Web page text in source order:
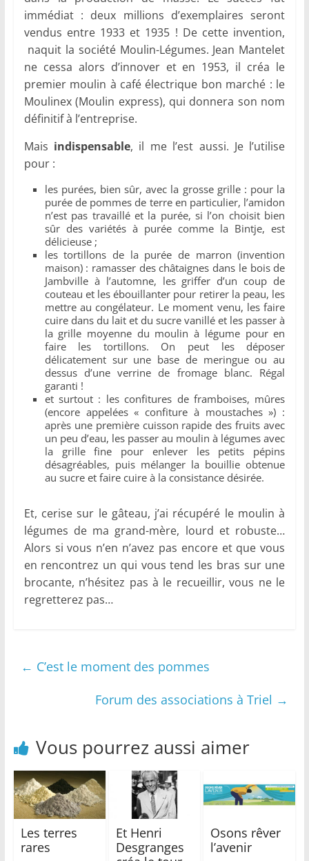
immédiat : deux millions d’exemplaires seront
vendus entre 1933 et 1935 ! De cette invention,
naquit la société Moulin-Légumes. Jean Mantelet
ne cessa alors d’innover et en 1953, il créa le
premier moulin à café électrique bon marché : le
Moulinex (Moulin express), qui donnera son nom
définitif à l’entreprise.
Mais indispensable, il me l’est aussi. Je l’utilise
pour :
les purées, bien sûr, avec la grosse grille : pour la
purée de pommes de terre en particulier, l’amidon
n’est pas travaillé et la purée, si l’on choisit bien
sûr des variétés à purée comme la Bintje, est
délicieuse ;
les tortillons de la purée de marron (invention
maison) : ramasser des châtaignes dans le bois de
Jambville à l’automne, les griffer d’un coup de
couteau et les ébouillanter pour retirer la peau, les
mettre au congélateur. Le moment venu, les faire
cuire dans du lait et du sucre vanillé et les passer à
la grille moyenne du moulin à légume pour en
faire les tortillons. On peut les déposer
délicatement sur une base de meringue ou au
dessus d’une verrine de fromage blanc. Régal
garanti !
et surtout : les confitures de framboises, mûres
(encore appelées « confiture à moustaches ») :
après une première cuisson rapide des fruits avec
un peu d’eau, les passer au moulin à légumes avec
la grille fine pour enlever les petits pépins
désagréables, puis mélanger la bouillie obtenue
au sucre et faire cuire à la consistance désirée.
Et, cerise sur le gâteau, j’ai récupéré le moulin à
légumes de ma grand-mère, lourd et robuste…
Alors si vous n’en n’avez pas encore et que vous
en rencontrez un qui vous tend les bras sur une
brocante, n’hésitez pas à le recueillir, vous ne le
regretterez pas…
← C’est le moment des pommes
Forum des associations à Triel →
Vous pourrez aussi aimer
Les terres
rares
Et Henri
Desgranges
Osons rêver
l’avenir